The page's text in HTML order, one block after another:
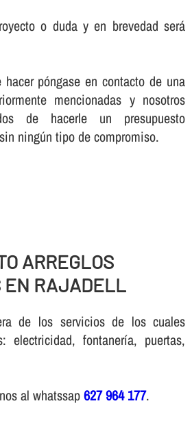
o duda y en brevedad será
póngase en contacto de una
mencionadas y nosotros
de hacerle un presupuesto
ningún tipo de compromiso.
ARREGLOS
EN RAJADELL
de los servicios de los cuales
electricidad, fontanería, puertas,
al whatssap627 964 177.